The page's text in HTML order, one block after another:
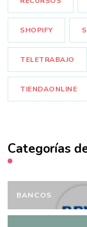
SHOPIFY
TELETRABAJO
TIENDAONLINE
Categorías
BANCOS